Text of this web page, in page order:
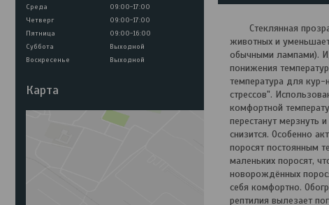
Стеклянная
животных и
обычными лампами).
понижения
температура для
стрессов".
комфортной
перестанут мерзнуть
снизится. Особенно
поросят постоянным
маленьких поросят,
новорождённых
себя комфортно.
рептилия вылезает
Среда
09:00-17:00
Четверг
09:00-17:00
Пятница
09:00-16:00
Суббота
Выходной
Воскресенье
Выходной
Карта